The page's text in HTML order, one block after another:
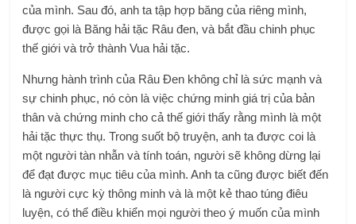
của mình. Sau đó, anh ta tập hợp băng của riêng mình,
được gọi là Băng hải tặc Râu đen, và bắt đầu chinh phục
thế giới và trở thành Vua hải tặc.
Nhưng hành trình của Râu Đen không chỉ là sức mạnh và
sự chinh phục, nó còn là việc chứng minh giá trị của bản
thân và chứng minh cho cả thế giới thấy rằng mình là một
hải tặc thực thụ. Trong suốt bộ truyện, anh ta được coi là
một người tàn nhẫn và tính toán, người sẽ không dừng lại
để đạt được mục tiêu của mình. Anh ta cũng được biết đến
là người cực kỳ thông minh và là một kẻ thao túng điêu
luyện, có thể điều khiển mọi người theo ý muốn của mình